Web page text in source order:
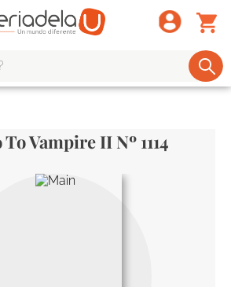
Vampire II Nº 1114